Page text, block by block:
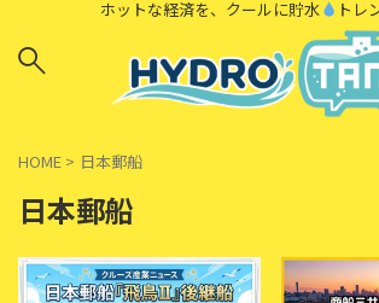
ホットな経済を、クールに貯水 トレ
HOME > 日本郵船
日本郵船